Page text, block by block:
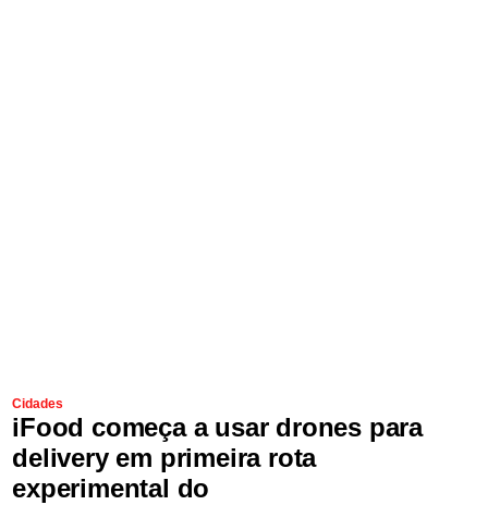
Cidades
iFood começa a usar drones para
delivery em primeira rota
experimental do